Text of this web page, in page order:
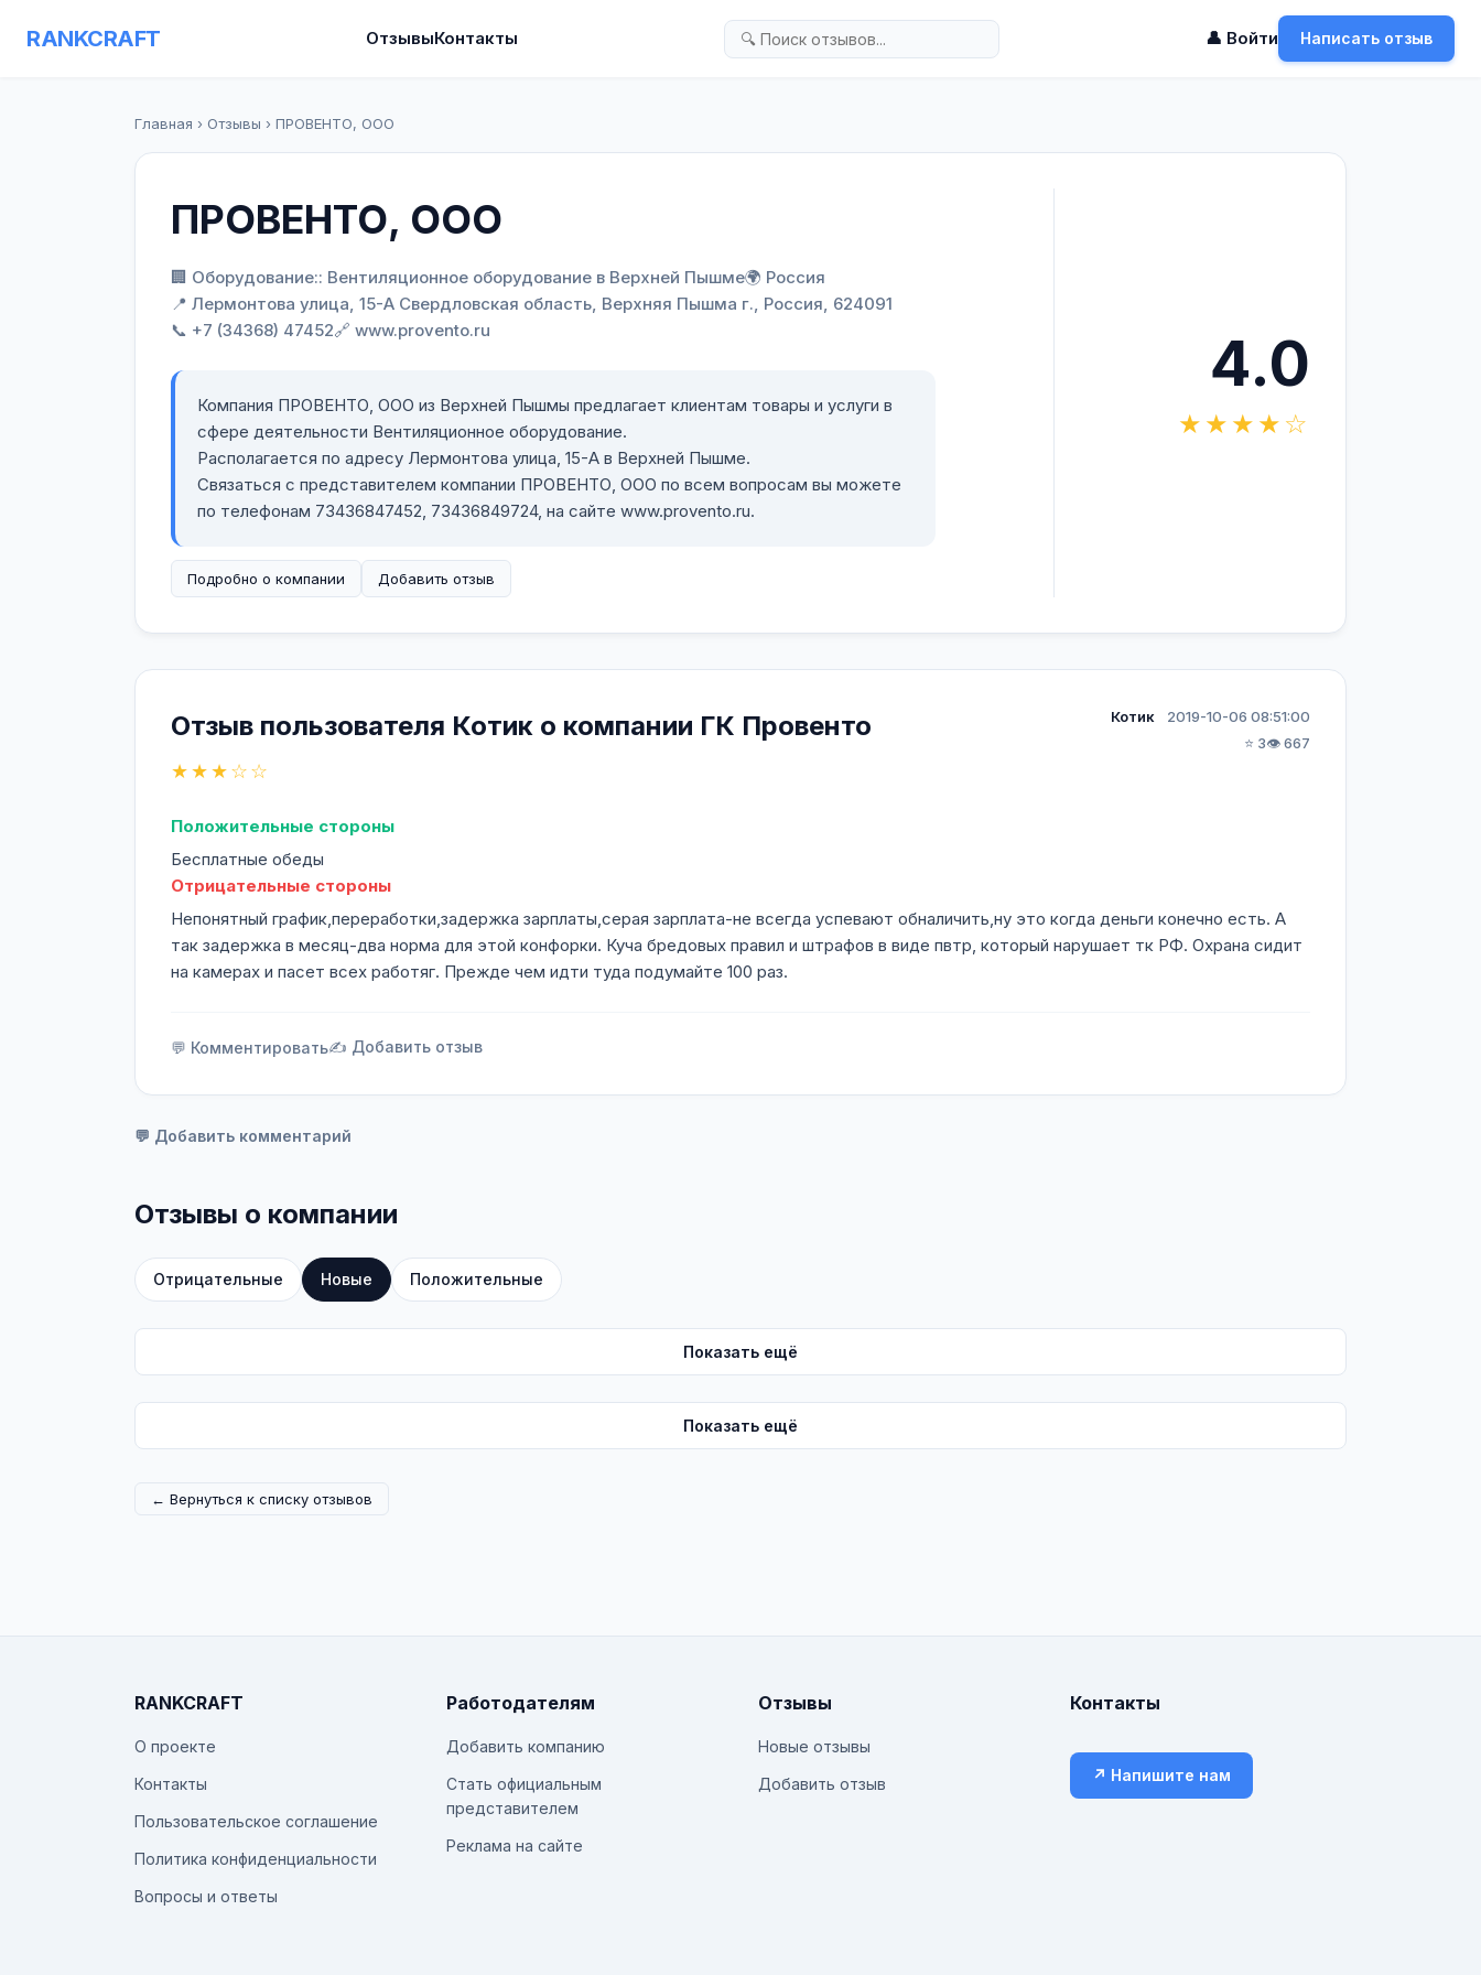
RANKCRAFT ОтзывыКонтакты 👤 Войти Написать отзыв
Главная › Отзывы › ПРОВЕНТО, ООО
ПРОВЕНТО, ООО
🏢 Оборудование:: Вентиляционное оборудование в Верхней Пышме🌍 Россия
📍 Лермонтова улица, 15-А Свердловская область, Верхняя Пышма г., Россия, 624091
📞 +7 (34368) 47452🔗 www.provento.ru
Компания ПРОВЕНТО, ООО из Верхней Пышмы предлагает клиентам товары и услуги в
сфере деятельности Вентиляционное оборудование.
Располагается по адресу Лермонтова улица, 15-А в Верхней Пышме.
Связаться с представителем компании ПРОВЕНТО, ООО по всем вопросам вы можете
по телефонам 73436847452, 73436849724, на сайте www.provento.ru.
Подробно о компании Добавить отзыв
4.0
★★★★☆
Отзыв пользователя Котик о компании ГК Провенто
★★★☆☆
Котик
2019-10-06 08:51:00
⭐ 3👁️ 667
Положительные стороны
Бесплатные обеды
Отрицательные стороны
Непонятный график,переработки,задержка зарплаты,серая зарплата-не всегда успевают обналичить,ну это когда деньги конечно есть. А
так задержка в месяц-два норма для этой конфорки. Куча бредовых правил и штрафов в виде пвтр, который нарушает тк РФ. Охрана сидит
на камерах и пасет всех работяг. Прежде чем идти туда подумайте 100 раз.
💬 Комментировать✍️ Добавить отзыв
💬 Добавить комментарий
Отзывы о компании
Отрицательные Новые Положительные
Показать ещё
Показать ещё
← Вернуться к списку отзывов
RANKCRAFT
О проекте
Контакты
Пользовательское соглашение
Политика конфиденциальности
Вопросы и ответы
Работодателям
Добавить компанию
Стать официальным
представителем
Реклама на сайте
Отзывы
Новые отзывы
Добавить отзыв
Контакты
↗ Напишите нам